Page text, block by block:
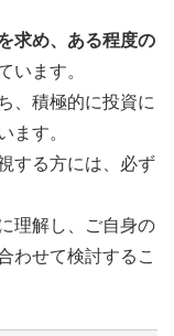
求め、ある程度の
います。
、積極的に投資に
ます。
する方には、必ず
理解し、ご自身の
わせて検討するこ